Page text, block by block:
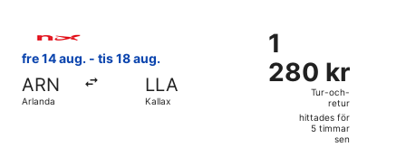
dagar
sen
fre 14 aug. - tis 18 aug.
ARN
Arlanda
LLA
Kallax
1
280 kr
Tur-
retur,
hittades
1
280 kr
Tur-och-
retur
hittades för
5 timmar
sen